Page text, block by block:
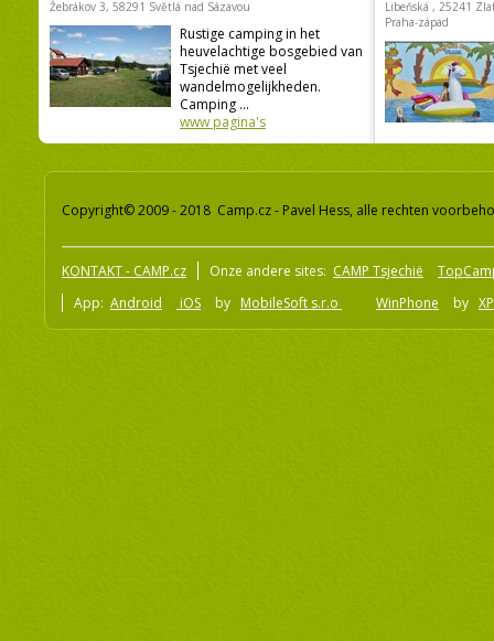
Žebrákov 3, 58291 Světlá nad Sázavou
Rustige camping in het
heuvelachtige bosgebied van
Tsjechië met veel
wandelmogelijkheden.
Camping ...
www pagina's
Libeňská , 25241
Praha-západ
Copyright© 2009 - 2018 Camp.cz - Pavel Hess, alle rechten
KONTAKT - CAMP.cz Onze andere sites: CAMP Tsjechië
App: Android iOS by MobileSoft s.r.o WinPhone by